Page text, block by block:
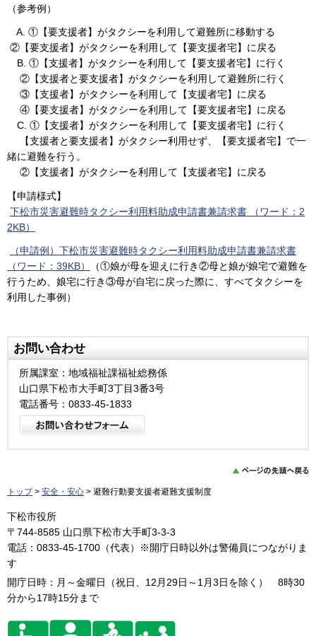
（参考例）
A. ①【要支援者】がタクシーを利用して避難所に移動する
②【要支援者】がタクシーを利用して【要支援者宅】に戻る
B. ①【支援者】がタクシーを利用して【要支援者宅】に行く
②【支援者と要支援者】がタクシーを利用して避難所に行く
③【支援者】がタクシーを利用して【支援者宅】に戻る
④【要支援者】がタクシーを利用して【要支援者宅】に戻る
C. ①【支援者】がタクシーを利用して【要支援者宅】に行く
【支援者と要支援者】がタクシー利用せず、【要支援者宅】で一
緒に避難を行う。
②【支援者】がタクシーを利用して【支援者宅】に戻る
【申請様式】
下松市災害避難時タクシー利用料助成申請書兼請求書 （ワード：2
2KB）
（申請例）下松市災害避難時タクシー利用料助成申請書兼請求書
（ワード：39KB）
（①娘が母を迎えに行き②母と娘が娘宅で避難を
行うため、娘宅に行き③母が自宅に戻った際に、すべてタクシーを
利用した事例）
お問い合わせ
所属課室：地域福祉課福祉総務係
山口県下松市大手町3丁目3番3号
電話番号：0833-45-1833
トップ> 安全・安心 > 避難行動要支援者避難支援制度
下松市役所
〒744-8585 山口県下松市大手町3-3-3
電話：0833-45-1700（代表）※開庁日時以外は警備員につながりま
す
開庁日時：月～金曜日（祝日、12月29日～1月3日を除く） 8時30
分から17時15分まで